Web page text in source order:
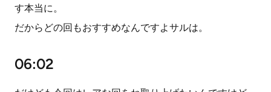
す本当に。
だからどの回もおすすめなんですよサルは。
06:02